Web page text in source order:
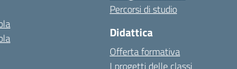
Percorsi di studio
Didattica
Offerta formativa
I progetti delle classi